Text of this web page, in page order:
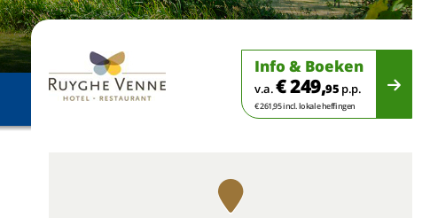
Info & Boeken
v.a.€ 249,95 p.p.
€ 261,95 incl. lokale heffingen